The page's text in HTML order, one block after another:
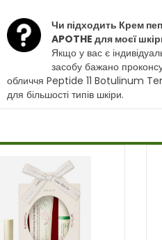
Чи підходить Крем
APOTHE для моєї
Якщо у вас є
засобу бажано
обличчя Peptide 11 Botulinum
для більшості типів шкіри.